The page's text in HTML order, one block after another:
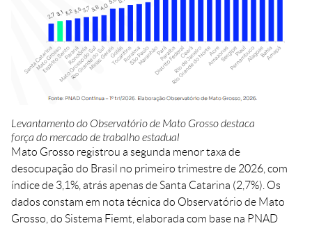
Agenda
Portal do Fornecedor
Ouvidoria FIEMT
Privacidade e Proteção
de Dados
Balanços Financeiros
Downloads
Levantamento do Observatório de Mato Grosso destaca
força do mercado de trabalho estadual
Mato Grosso registrou a segunda menor taxa de
desocupação do Brasil no primeiro trimestre de 2026, com
índice de 3,1%, atrás apenas de Santa Catarina (2,7%). Os
dados constam em nota técnica do Observatório de Mato
Grosso, do Sistema Fiemt, elaborada com base na PNAD